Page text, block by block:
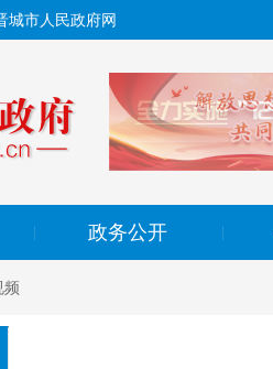
城市人民政府网
政务公开
频